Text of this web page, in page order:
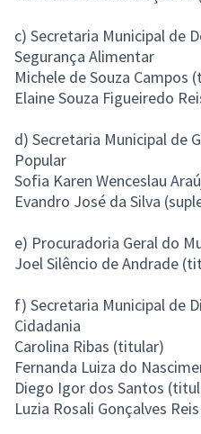
c) Secretaria Municipal de
Segurança Alimentar
Michele de Souza Campos
Elaine Souza Figueiredo
d) Secretaria Municipal de
Popular
Sofia Karen Wenceslau
Evandro José da Silva
e) Procuradoria Geral do
Joel Silêncio de Andrade
f) Secretaria Municipal de
Cidadania
Carolina Ribas (titular)
Fernanda Luiza do
Diego Igor dos Santos
Luzia Rosali Gonçalves